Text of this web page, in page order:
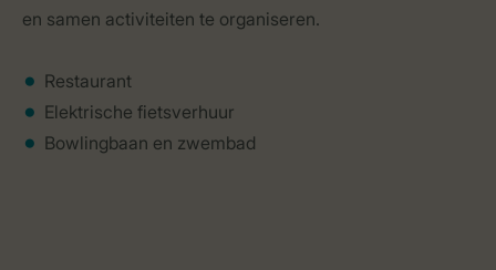
en samen activiteiten te organiseren.
Restaurant
Elektrische fietsverhuur
Bowlingbaan en zwembad